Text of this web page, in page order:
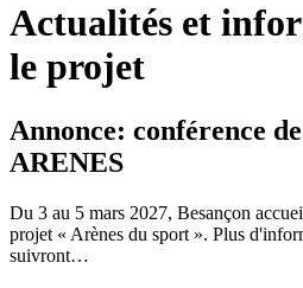
Actualités et
le projet
Annonce: conférence
ARENES
Du 3 au 5 mars 2027, Besançon
projet « Arènes du sport ». Plus
suivront…